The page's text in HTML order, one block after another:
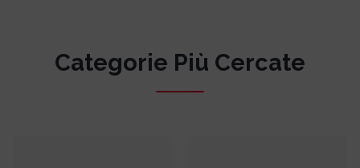
Categorie Più Cercate